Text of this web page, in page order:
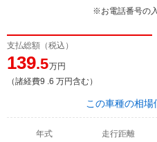
※お電話番号の
支払総額（税込）
139.5万円
（諸経費9 .6 万円含む）
この車種の相場
年式 走行距離